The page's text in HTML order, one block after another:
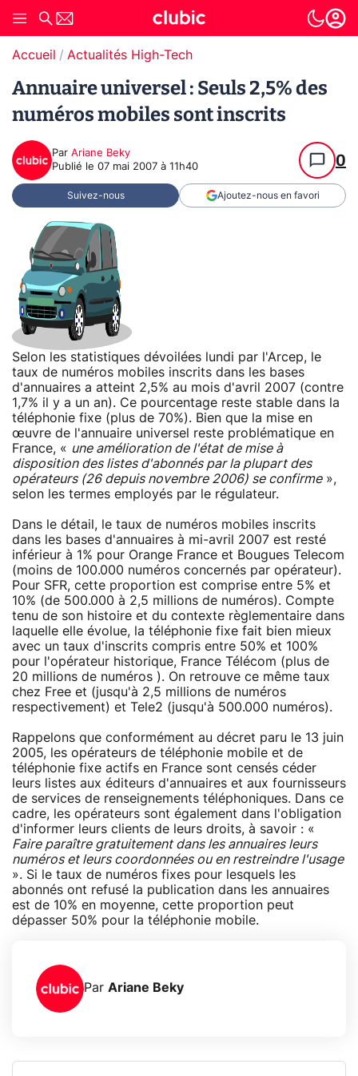
Accueil Actualités High-Tech
Annuaire universel : Seuls 2,5% des
numéros mobiles sont inscrits
Par Ariane Beky
Publié le 07 mai 2007 à 11h40 0
Suivez-nous Ajoutez-nous en favori
Selon les statistiques dévoilées lundi par l'Arcep, le
taux de numéros mobiles inscrits dans les bases
d'annuaires a atteint 2,5% au mois d'avril 2007 (contre
1,7% il y a un an). Ce pourcentage reste stable dans la
téléphonie fixe (plus de 70%). Bien que la mise en
œuvre de l'annuaire universel reste problématique en
France, « une amélioration de l'état de mise à
disposition des listes d'abonnés par la plupart des
opérateurs (26 depuis novembre 2006) se confirme»,
selon les termes employés par le régulateur.
Dans le détail, le taux de numéros mobiles inscrits
dans les bases d'annuaires à mi-avril 2007 est resté
inférieur à 1% pour Orange France et Bougues Telecom
(moins de 100.000 numéros concernés par opérateur).
Pour SFR, cette proportion est comprise entre 5% et
10% (de 500.000 à 2,5 millions de numéros). Compte
tenu de son histoire et du contexte règlementaire dans
laquelle elle évolue, la téléphonie fixe fait bien mieux
avec un taux d'inscrits compris entre 50% et 100%
pour l'opérateur historique, France Télécom (plus de
20 millions de numéros ). On retrouve ce même taux
chez Free et (jusqu'à 2,5 millions de numéros
respectivement) et Tele2 (jusqu'à 500.000 numéros).
Rappelons que conformément au décret paru le 13 juin
2005, les opérateurs de téléphonie mobile et de
téléphonie fixe actifs en France sont censés céder
leurs listes aux éditeurs d'annuaires et aux fournisseurs
de services de renseignements téléphoniques. Dans ce
cadre, les opérateurs sont également dans l'obligation
d'informer leurs clients de leurs droits, à savoir : «
Faire paraître gratuitement dans les annuaires leurs
numéros et leurs coordonnées ou en restreindre l'usage
». Si le taux de numéros fixes pour lesquels les
abonnés ont refusé la publication dans les annuaires
est de 10% en moyenne, cette proportion peut
dépasser 50% pour la téléphonie mobile.
Par Ariane Beky